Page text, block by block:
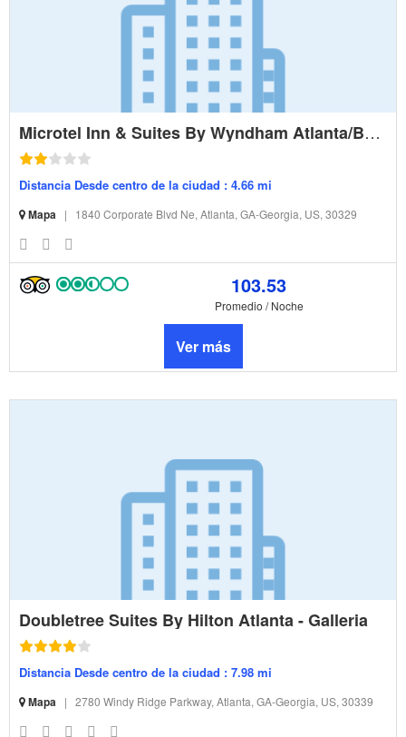
Microtel Inn & Suites By Wyndham Atlanta/Buckhead Area
Distancia Desde centro de la ciudad : 4.66 mi
Mapa | 1840 Corporate Blvd Ne, Atlanta, GA-Georgia, US, 30329
103.53
Promedio / Noche
Ver más
Doubletree Suites By Hilton Atlanta - Galleria
Distancia Desde centro de la ciudad : 7.98 mi
Mapa | 2780 Windy Ridge Parkway, Atlanta, GA-Georgia, US, 30339